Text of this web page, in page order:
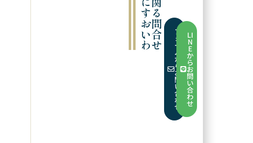
する
お問
い合
わせ
フ
ォ
ー
ム
か
ら
お
問
い
合
わ
せ
LI
N
E
か
ら
お
問
い
合
わ
せ